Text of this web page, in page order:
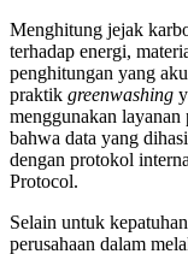
Menghitung jejak
terhadap energi,
penghitungan yang
praktik greenwashing
menggunakan layanan
bahwa data yang
dengan protokol
Protocol.
Selain untuk
perusahaan dalam